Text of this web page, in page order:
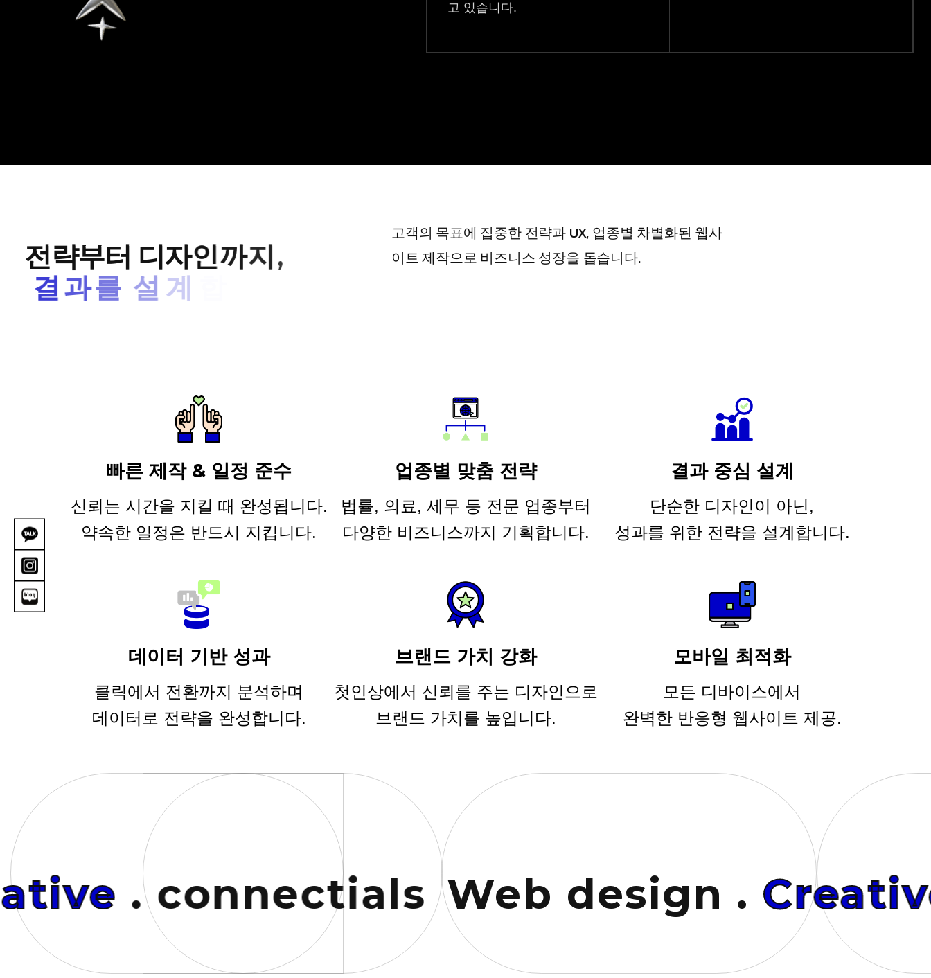
고 있습니다.
전략부터 디자인까지,
결과를설계 합
고객의 목표에 집중한 전략과 UX, 업종별 차별화된 웹사
이트 제작으로 비즈니스 성장을 돕습니다.
빠른 제작 & 일정 준수
신뢰는 시간을 지킬 때 완성됩니다.
약속한 일정은 반드시 지킵니다.
업종별 맞춤 전략
법률, 의료, 세무 등 전문 업종부터
다양한 비즈니스까지 기획합니다.
결과 중심 설계
단순한 디자인이 아닌,
성과를 위한 전략을 설계합니다.
데이터 기반 성과
클릭에서 전환까지 분석하며
데이터로 전략을 완성합니다.
브랜드 가치 강화
첫인상에서 신뢰를 주는 디자인으로
브랜드 가치를 높입니다.
모바일 최적화
모든 디바이스에서
완벽한 반응형 웹사이트 제공.
. connectials Web design .Creative